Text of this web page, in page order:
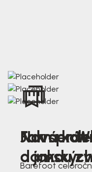
Nová
Jak
a jakou
Farmer
Barefoot